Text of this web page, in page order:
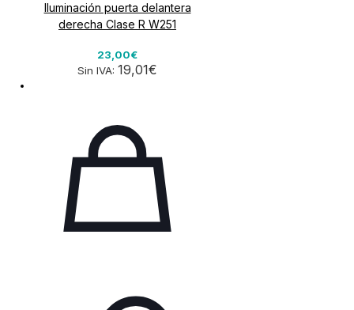
Iluminación puerta delantera
derecha Clase R W251
23,00€
Sin IVA:19,01€